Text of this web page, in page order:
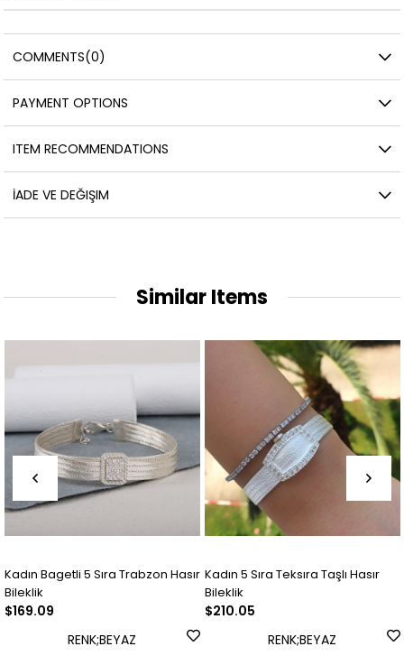
COMMENTS(0)
PAYMENT OPTIONS
ITEM RECOMMENDATIONS
İADE VE DEĞIŞIM
Similar Items
Kadın Bagetli 5 Sıra Trabzon Hasır
Bileklik
$169.09
RENK;BEYAZ
Kadın 5 Sıra Teksıra Taşlı Hasır
Bileklik
$210.05
RENK;BEYAZ